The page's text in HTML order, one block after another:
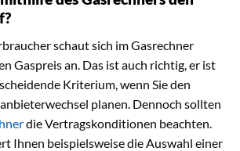
schaut sich im Gasrechner
Gaspreis an. Das ist auch richtig, er ist
Kriterium, wenn Sie den
planen. Dennoch sollten
die Vertragskonditionen beachten.
Ihnen beispielsweise die Auswahl einer